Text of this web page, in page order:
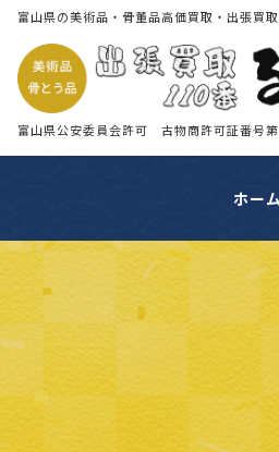
富山県の美術品・骨董品高価買取・出張買取
富山県公安委員会許可 古物商許可証番号
ホーム